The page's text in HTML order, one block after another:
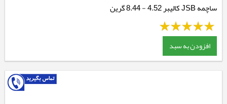
ساچمه JSB کالیبر 4.52 - 8.44 گرین
افزودن به سبد